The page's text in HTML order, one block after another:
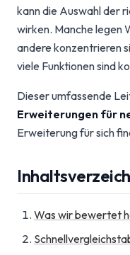
kann die Auswahl der
wirken. Manche legen
andere konzentrieren
viele Funktionen sind
Dieser umfassende
Erweiterungen für
Erweiterung für sich
Was wir bewertet